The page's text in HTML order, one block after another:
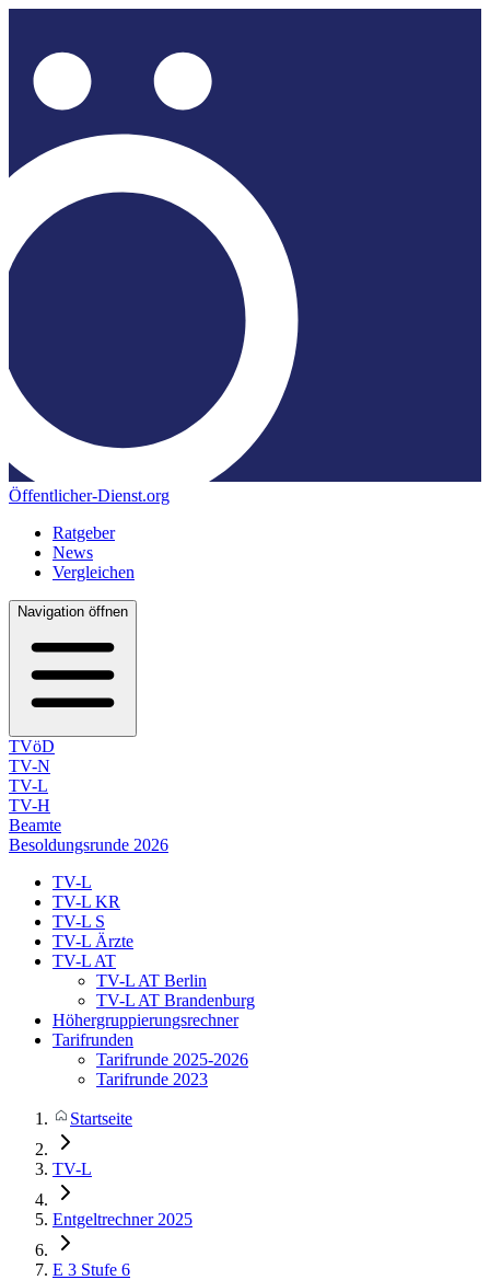
Öffentlicher-Dienst.org
Ratgeber
News
Vergleichen
Navigation öffnen
TVöD
TV-N
TV-L
TV-H
Beamte
Besoldungsrunde 2026
TV-L
TV-L KR
TV-L S
TV-L Ärzte
TV-L AT
TV-L AT Berlin
TV-L AT Brandenburg
Höhergruppierungsrechner
Tarifrunden
Tarifrunde 2025-2026
Tarifrunde 2023
Startseite
TV-L
Entgeltrechner 2025
E 3 Stufe 6